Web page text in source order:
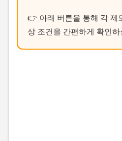
👉 아래 버튼을 통해 각 제
상 조건을 간편하게 확인